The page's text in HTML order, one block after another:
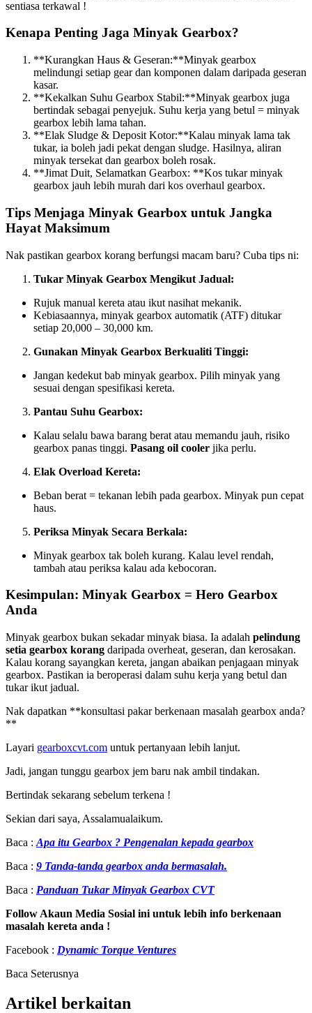
sentiasa terkawal !
Kenapa Penting Jaga Minyak Gearbox?
**Kurangkan Haus & Geseran:**Minyak gearbox
melindungi setiap gear dan komponen dalam daripada geseran
kasar.
**Kekalkan Suhu Gearbox Stabil:**Minyak gearbox juga
bertindak sebagai penyejuk. Suhu kerja yang betul = minyak
gearbox lebih lama tahan.
**Elak Sludge & Deposit Kotor:**Kalau minyak lama tak
tukar, ia boleh jadi pekat dengan sludge. Hasilnya, aliran
minyak tersekat dan gearbox boleh rosak.
**Jimat Duit, Selamatkan Gearbox: **Kos tukar minyak
gearbox jauh lebih murah dari kos overhaul gearbox.
Tips Menjaga Minyak Gearbox untuk Jangka
Hayat Maksimum
Nak pastikan gearbox korang berfungsi macam baru? Cuba tips ni:
Tukar Minyak Gearbox Mengikut Jadual:
Rujuk manual kereta atau ikut nasihat mekanik.
Kebiasaannya, minyak gearbox automatik (ATF) ditukar
setiap 20,000 – 30,000 km.
Gunakan Minyak Gearbox Berkualiti Tinggi:
Jangan kedekut bab minyak gearbox. Pilih minyak yang
sesuai dengan spesifikasi kereta.
Pantau Suhu Gearbox:
Kalau selalu bawa barang berat atau memandu jauh, risiko
gearbox panas tinggi. Pasang oil cooler jika perlu.
Elak Overload Kereta:
Beban berat = tekanan lebih pada gearbox. Minyak pun cepat
haus.
Periksa Minyak Secara Berkala:
Minyak gearbox tak boleh kurang. Kalau level rendah,
tambah atau periksa kalau ada kebocoran.
Kesimpulan: Minyak Gearbox = Hero Gearbox
Anda
Minyak gearbox bukan sekadar minyak biasa. Ia adalah pelindung
setia gearbox korang daripada overheat, geseran, dan kerosakan.
Kalau korang sayangkan kereta, jangan abaikan penjagaan minyak
gearbox. Pastikan ia beroperasi dalam suhu kerja yang betul dan
tukar ikut jadual.
Nak dapatkan **konsultasi pakar berkenaan masalah gearbox anda?
**
Layari gearboxcvt.com untuk pertanyaan lebih lanjut.
Jadi, jangan tunggu gearbox jem baru nak ambil tindakan.
Bertindak sekarang sebelum terkena !
Sekian dari saya, Assalamualaikum.
Baca : Apa itu Gearbox ? Pengenalan kepada gearbox
Baca : 9 Tanda-tanda gearbox anda bermasalah.
Baca : Panduan Tukar Minyak Gearbox CVT
Follow Akaun Media Sosial ini untuk lebih info berkenaan
masalah kereta anda !
Facebook : Dynamic Torque Ventures
Baca Seterusnya
Artikel berkaitan